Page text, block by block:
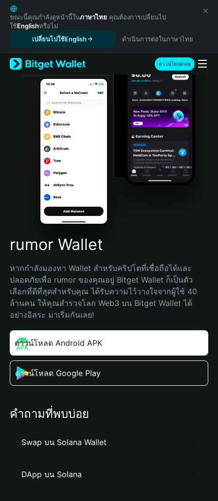
English
日本語
Tiếng Việt
Español (Latinoamérica)
Türkçe
Italiano
Português (Portugal)
Bahasa Indonesia
Português (Brasil)
Español (Argentina)
ขณะนี้คุณกำลังดูหน้านี้ในภาษาไทย คุณต้องการเปลี่ยนไป
ใช้Englishหรือไม่
เปลี่ยนไปใช้English
ดำเนินการต่อในภาษาไทย
ดาวน์โหลดเลย
rumor Wallet
หากกำลังมองหา Wallet สำหรับคริปโตที่เชื่อถือได้และ
ปลอดภัยเพื่อ rumor ของคุณอยู่ Bitget Wallet ก็เป็นตัว
เลือกที่ดีที่สุดสำหรับคุณ ได้รับความไว้วางใจจากผู้ใช้ 40
ล้านคน ให้คุณสำรวจโลก Web3 บน Bitget Wallet ได้
อย่างอิสระ มาเริ่มกันเลย!
ดาวน์โหลด Android APK
ดาวน์โหลด Google Play
คำถามที่พบบ่อย
Swap บน Solana Wallet
DApp บน Solana